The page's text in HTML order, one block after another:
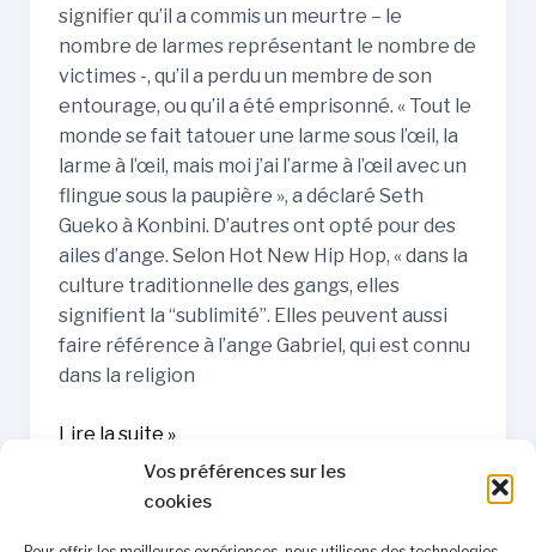
Vos préférences sur les
cookies
signifier qu’il a commis un meurtre – le
nombre de larmes représentant le nombre de
victimes -, qu’il a perdu un membre de son
entourage, ou qu’il a été emprisonné. « Tout le
monde se fait tatouer une larme sous l’œil, la
larme à l’œil, mais moi j’ai l’arme à l’œil avec un
flingue sous la paupière », a déclaré Seth
Gueko à Konbini. D’autres ont opté pour des
ailes d’ange. Selon Hot New Hip Hop, « dans la
culture traditionnelle des gangs, elles
signifient la “sublimité”. Elles peuvent aussi
faire référence à l’ange Gabriel, qui est connu
dans la religion
Lire la suite »